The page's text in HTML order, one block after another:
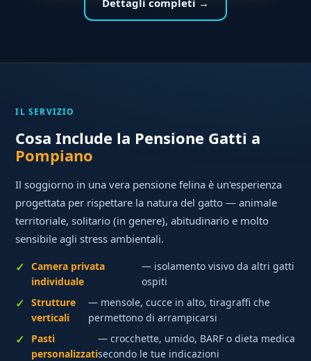
IL SERVIZIO
Cosa Include la Pensione Gatti a
Pompiano
Il soggiorno in una vera pensione felina è un'esperienza
progettata per rispettare la natura del gatto — animale
territoriale, solitario (in genere), abitudinario e molto
sensibile agli stress ambientali.
Camera privata
individuale
— isolamento visivo da altri gatti
ospiti
Strutture
verticali
— mensole, cucce in alto, tiragraffi che
permettono di arrampicarsi
Pasti
personalizzati
— crocchette, umido, BARF o dieta medica
secondo le tue indicazioni